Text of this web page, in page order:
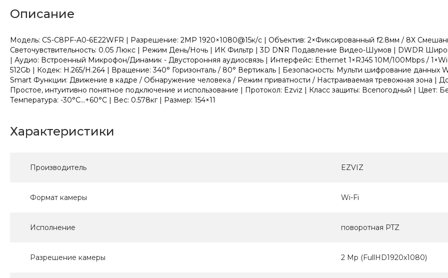
Описание
Модель: CS-C8PF-A0-6E22WFR | Разрешение: 2MP 1920×1080@15к/с | Объектив: 2×Фиксированный f2.8мм / 8X
Светочувствительность: 0.05 Люкс | Режим День/Ночь | ИК Фильтр | 3D DNR Подавление Видео-Шумов | DWDR
| Аудио: Встроенный Микрофон/Динамик - Двусторонняя аудиосвязь | Интерфейс: Ethernet 1×RJ45 10M/100Mbps /
512Gb | Кодек: H.265/H.264 | Вращение: 340° Горизонталь / 80° Вертикаль | Безопасность: Мульти шифрование данных
Smart Функции: Движение в кадре / Обнаружение человека / Режим приватности / Настраиваемая тревожная зона |
Простое, интуитивно понятное подключение и использование | Протокол: Ezviz | Класс защиты: Всепогодный | Цвет:
Температура: -30°C...+60°C | Вес: 0.578кг | Размер: 154×11
Характеристики
Производитель EZVIZ
Формат камеры Wi-Fi
Исполнение поворотная PTZ
Разрешение камеры 2 Mp (FullHD1920x1080)